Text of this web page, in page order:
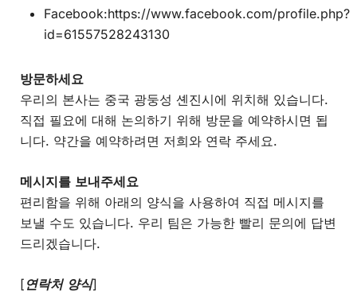
Facebook:https://www.facebook.com/profile.php?
id=61557528243130
방문하세요
우리의 본사는 중국 광둥성 셴진시에 위치해 있습니다.
직접 필요에 대해 논의하기 위해 방문을 예약하시면 됩
니다. 약간을 예약하려면 저희와 연락 주세요.
메시지를 보내주세요
편리함을 위해 아래의 양식을 사용하여 직접 메시지를
보낼 수도 있습니다. 우리 팀은 가능한 빨리 문의에 답변
드리겠습니다.
[ 연락처 양식]